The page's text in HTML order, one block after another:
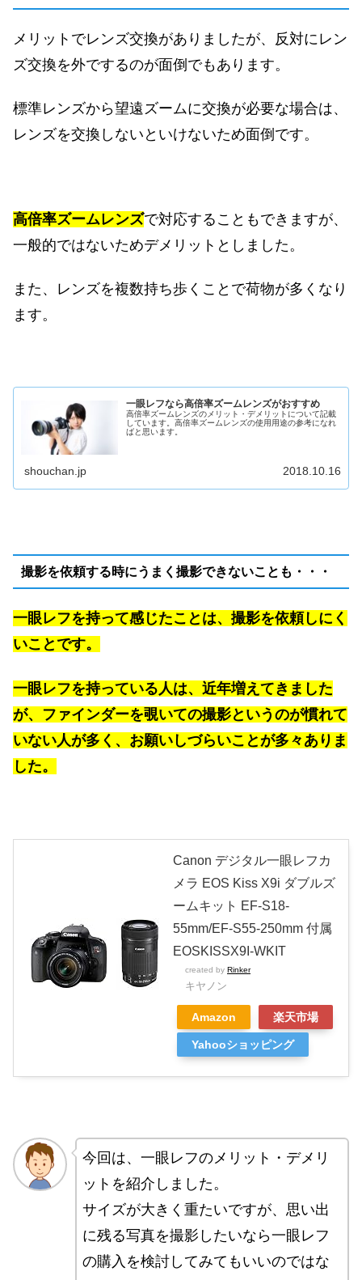
メリットでレンズ交換がありましたが、反対にレン
ズ交換を外でするのが面倒でもあります。
標準レンズから望遠ズームに交換が必要な場合は、
レンズを交換しないといけないため面倒です。
高倍率ズームレンズで対応することもできますが、
一般的ではないためデメリットとしました。
また、レンズを複数持ち歩くことで荷物が多くなり
ます。
一眼レフなら高倍率ズームレンズがおすすめ
高倍率ズームレンズのメリット・デメリットについて記載
しています。高倍率ズームレンズの使用用途の参考になれ
ばと思います。
shouchan.jp 2018.10.16
撮影を依頼する時にうまく撮影できないことも・・・
一眼レフを持って感じたことは、撮影を依頼しにく
いことです。
一眼レフを持っている人は、近年増えてきました
が、ファインダーを覗いての撮影というのが慣れて
いない人が多く、お願いしづらいことが多々ありま
した。
Canon デジタル一眼レフカ
メラ EOS Kiss X9i ダブルズ
ームキット EF-S18-
55mm/EF-S55-250mm 付属
EOSKISSX9I-WKIT
created by Rinker
キヤノン
Amazon 楽天市場
Yahooショッピング
今回は、一眼レフのメリット・デメリ
ットを紹介しました。
サイズが大きく重たいですが、思い出
に残る写真を撮影したいなら一眼レフ
の購入を検討してみてもいいのではな